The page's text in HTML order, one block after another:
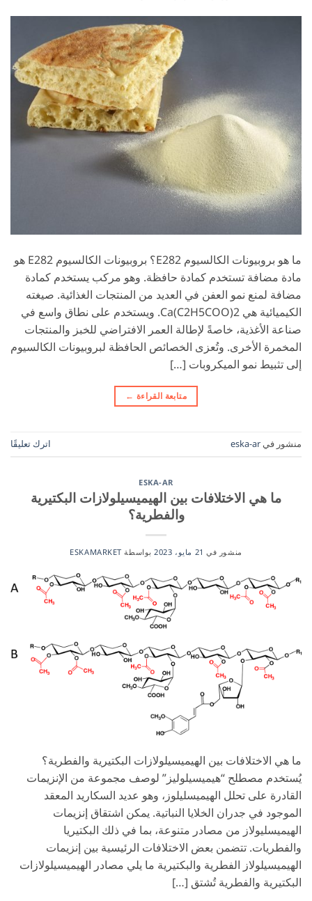
ما هو بروبيونات الكالسيوم E282؟ بروبيونات الكالسيوم E282 هو
مادة مضافة تستخدم كمادة حافظة. وهو مركب يستخدم كمادة
مضافة لمنع نمو العفن في العديد من المنتجات الغذائية. صيغته
الكيميائية هي Ca(C2H5COO)2. ويستخدم على نطاق واسع في
صناعة الأغذية، خاصةً لإطالة العمر الافتراضي للخبز والمنتجات
المخمرة الأخرى. وتُعزى الخصائص الحافظة لبروبيونات الكالسيوم
إلى تثبيط نمو الميكروبات […]
متابعة القراءة ←
منشور في eska-ar اترك تعليقًا
ESKA-AR
ما هي الاختلافات بين الهيميسيلولازات البكتيرية
والفطرية؟
منشور في 21 مايو، 2023 بواسطة ESKAMARKET
ما هي الاختلافات بين الهيميسيلولازات البكتيرية والفطرية؟
يُستخدم مصطلح “هيميسيلوليز” لوصف مجموعة من الإنزيمات
القادرة على تحلل الهيميسليلوز، وهو عديد السكاريد المعقد
الموجود في جدران الخلايا النباتية. يمكن اشتقاق إنزيمات
الهيميسليولاز من مصادر متنوعة، بما في ذلك البكتيريا
والفطريات. تتضمن بعض الاختلافات الرئيسية بين إنزيمات
الهيميسيلولاز الفطرية والبكتيرية ما يلي مصادر الهيميسيلولازات
البكتيرية والفطرية تُشتق […]